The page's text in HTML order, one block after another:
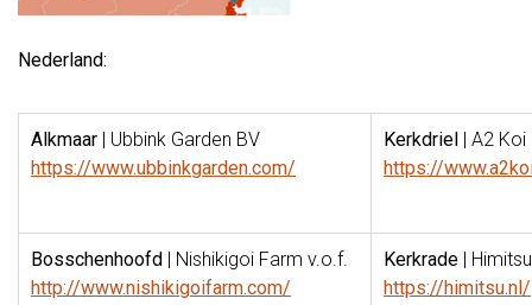
Nederland:
Alkmaar | Ubbink Garden BV
https://www.ubbinkgarden.com/
Kerkdriel | A2 Koi
https://
Bosschenhoofd | Nishikigoi Farm v.o.f.
http://www.nishikigoifarm.com/
Kerkrade |
https://himitsu.nl/